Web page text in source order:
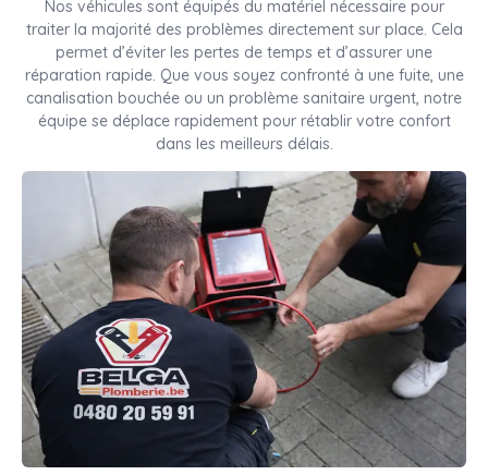
Nos véhicules sont équipés du matériel nécessaire pour
traiter la majorité des problèmes directement sur place. Cela
permet d’éviter les pertes de temps et d’assurer une
réparation rapide. Que vous soyez confronté à une fuite, une
canalisation bouchée ou un problème sanitaire urgent, notre
équipe se déplace rapidement pour rétablir votre confort
dans les meilleurs délais.